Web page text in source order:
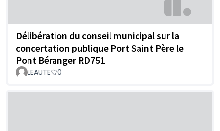
Délibération du conseil municipal sur la
concertation publique Port Saint Père le
Pont Béranger RD751
LEAUTE 0